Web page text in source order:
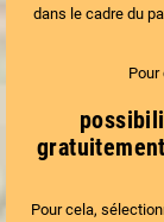
dans le cadre du
Pour
Pour cela,